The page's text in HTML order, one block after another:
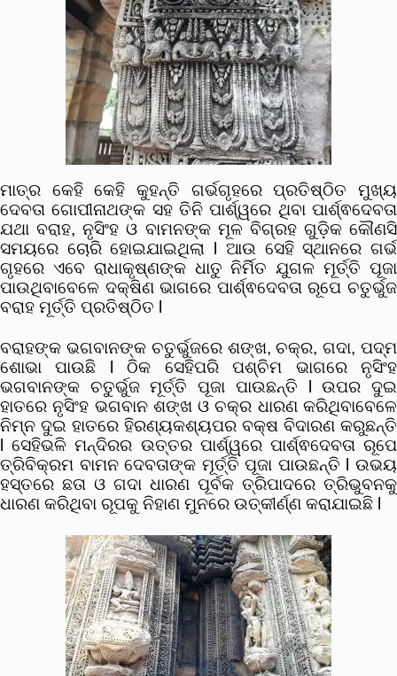
ମାତ୍ର କେହି କେହି କୁହନ୍ତି ଗର୍ଭଗୃହରେ ପ୍ରତିଷ୍ଠିତ ମୁଖ୍ୟ
ଦେବତା ଗୋପୀନାଥଙ୍କ ସହ ତିନି ପାର୍ଶ୍ୱରେ ଥିବା ପାର୍ଶ୍ଵଦେବତା
ଯଥା ବରାହ, ନୃସିଂହ ଓ ବାମନଙ୍କ ମୂଳ ବିଗ୍ରହ ଗୁଡ଼ିକ କୌଣସି
ସମୟରେ ଚୋରି ହୋଇଯାଇଥିଲା l ଆଉ ସେହି ସ୍ଥାନରେ ଗର୍ଭ
ଗୃହରେ ଏବେ ରାଧାକୃଷ୍ଣଙ୍କ ଧାତୁ ନିର୍ମିତ ଯୁଗଳ ମୂର୍ତ୍ତି ପୂଜା
ପାଉଥିବାବେଳେ ଦକ୍ଷିଣ ଭାଗରେ ପାର୍ଶ୍ଵଦେବତା ରୂପେ ଚତୁର୍ଭୁଜ
ବରାହ ମୂର୍ତ୍ତି ପ୍ରତିଷ୍ଠିତ l
ବରାହଙ୍କ ଭଗବାନଙ୍କ ଚତୁର୍ଭୁଜରେ ଶଙ୍ଖ, ଚକ୍ର, ଗଦା, ପଦ୍ମ
ଶୋଭା ପାଉଛି l ଠିକ ସେହିପରି ପଶ୍ଚିମ ଭାଗରେ ନୃସିଂହ
ଭଗବାନଙ୍କ ଚତୁର୍ଭୁଜ ମୂର୍ତ୍ତି ପୂଜା ପାଉଛନ୍ତି l ଉପର ଦୁଇ
ହାତରେ ନୃସିଂହ ଭଗବାନ ଶଙ୍ଖ ଓ ଚକ୍ର ଧାରଣ କରିଥିବାବେଳେ
ନିମ୍ନ ଦୁଇ ହାତରେ ହିରଣ୍ୟକଶ୍ୟପର ବକ୍ଷ ବିଦାରଣ କରୁଛନ୍ତି
l ସେହିଭଳି ମନ୍ଦିରର ଉତ୍ତର ପାର୍ଶ୍ୱରେ ପାର୍ଶ୍ଵଦେବତା ରୂପେ
ତ୍ରିବିକ୍ରମ ବାମନ ଦେବତାଙ୍କ ମୂର୍ତ୍ତି ପୂଜା ପାଉଛନ୍ତି l ଉଭୟ
ହସ୍ତରେ ଛତା ଓ ଗଦା ଧାରଣ ପୂର୍ବକ ତ୍ରିପାଦରେ ତ୍ରିଭୁବନକୁ
ଧାରଣ କରିଥିବା ରୂପକୁ ନିହାଣ ମୁନରେ ଉତ୍କୀର୍ଣ୍ଣ କରାଯାଇଛି l